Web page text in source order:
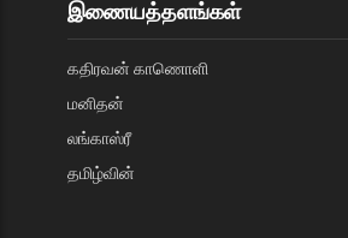
இணையத்தளங்கள்
கதிரவன் காணொளி
மனிதன்
லங்காஸ்ரீ
தமிழ்வின்